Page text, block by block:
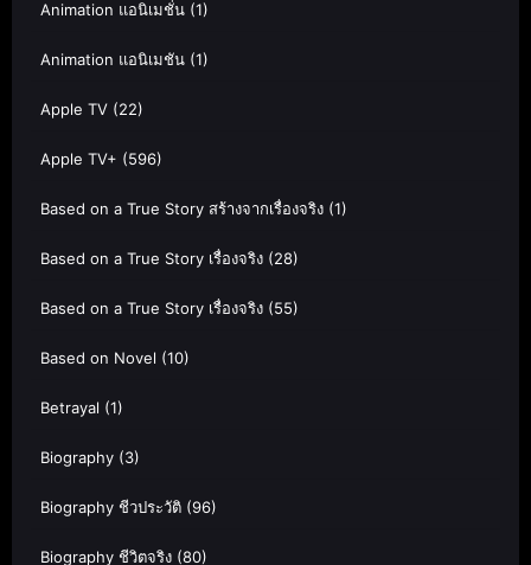
Animation แอนิเมชั่น (1)
Animation แอนิเมชัน (1)
Apple TV (22)
Apple TV+ (596)
Based on a True Story สร้างจากเรื่องจริง (1)
Based on a True Story เรื่องจริง (28)
Based on a True Story เรื่องจริง (55)
Based on Novel (10)
Betrayal (1)
Biography (3)
Biography ชีวประวัติ (96)
Biography ชีวิตจริง (80)